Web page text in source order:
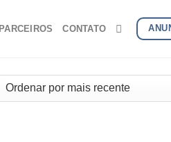
PARCEIROS CONTATO